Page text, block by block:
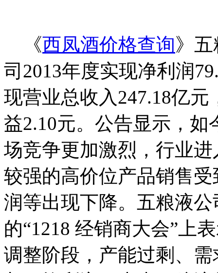
《西凤酒价格查询》
司2013年度实现净利润
现营业总收入247.18亿
益2.10元。公告显示，
场竞争更加激烈，行业
较强的高价位产品销售
润等出现下降。五粮液
的“1218 经销商大会”上
调整阶段，产能过剩、